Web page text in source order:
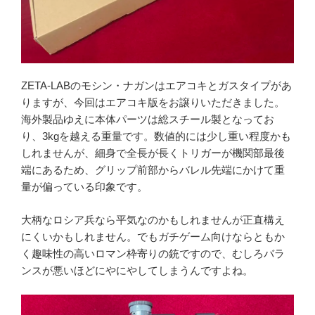
ZETA-LABのモシン・ナガンはエアコキとガスタイプがあ
りますが、今回はエアコキ版をお譲りいただきました。
海外製品ゆえに本体パーツは総スチール製となってお
り、3kgを越える重量です。数値的には少し重い程度かも
しれませんが、細身で全長が長くトリガーが機関部最後
端にあるため、グリップ前部からバレル先端にかけて重
量が偏っている印象です。
大柄なロシア兵なら平気なのかもしれませんが正直構え
にくいかもしれません。でもガチゲーム向けならともか
く趣味性の高いロマン枠寄りの銃ですので、むしろバラ
ンスが悪いほどにやにやしてしまうんですよね。